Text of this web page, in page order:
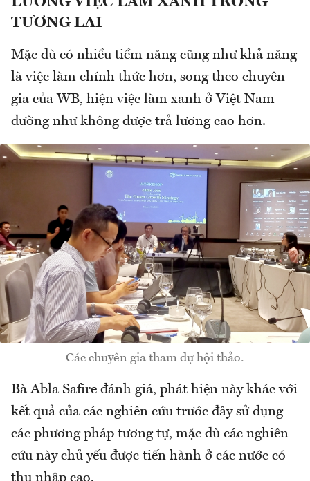
TƯƠNG LAI
Mặc dù có nhiều tiềm năng cũng như khả năng
là việc làm chính thức hơn, song theo chuyên
gia của WB, hiện việc làm xanh ở Việt Nam
dường như không được trả lương cao hơn.
Các chuyên gia tham dự hội thảo.
Bà Abla Safire đánh giá, phát hiện này khác với
kết quả của các nghiên cứu trước đây sử dụng
các phương pháp tương tự, mặc dù các nghiên
cứu này chủ yếu được tiến hành ở các nước có
thu nhập cao.